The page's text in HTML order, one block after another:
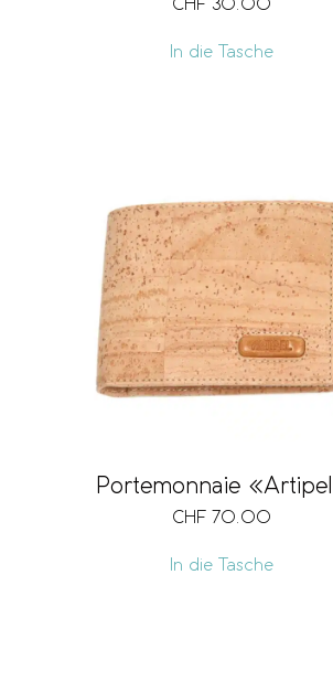
CHF 30.00
In die Tasche
Portemonnaie
CHF 70.00
In die Tasche